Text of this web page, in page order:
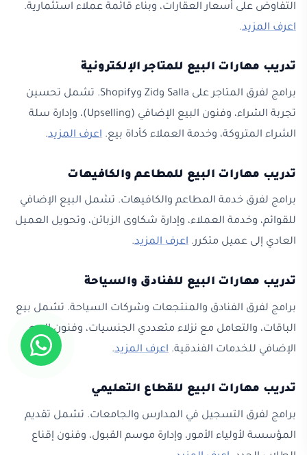
التفاوض على أسعار العقارات، وبناء قائمة عملاء استثمارية.
اعرف المزيد.
تدريب مهارات البيع للمتاجر الإلكترونية
برامج لفرق المتاجر على Salla وZid وShopify. تشمل تحسين
تجربة الشراء، وفنون البيع الإضافي (Upselling)، وإدارة سلة
الشراء المتروكة، وخدمة العملاء كأداة بيع. اعرف المزيد.
تدريب مهارات البيع للمطاعم والكافيهات
برامج لفرق خدمة المطاعم والكافيهات. تشمل البيع الإضافي
للقوائم، وخدمة العملاء، وإدارة شكاوى الزبائن، وتحويل العميل
العادي إلى عميل متكرر. اعرف المزيد.
تدريب مهارات البيع للفنادق والسياحة
برامج لفرق الفنادق والمنتجعات وشركات السياحة. تشمل بيع
الباقات، والتعامل مع نزلاء متعددي الجنسيات، وفنون البيع
الإضافي للخدمات الفندقية. اعرف المزيد.
تدريب مهارات البيع للقطاع التعليمي
برامج لفرق التسجيل في المدارس والجامعات. تشمل تقديم
المؤسسة لأولياء الأمور، وإدارة موسم القبول، وفنون إقناع